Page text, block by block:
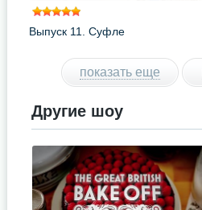
Выпуск 11. Суфле
показать еще
Другие шоу